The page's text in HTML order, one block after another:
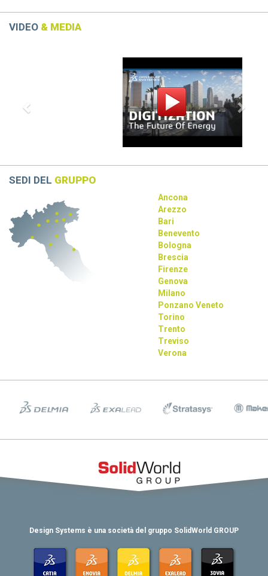
Scopri al CATIA Innovation Day 2026 come AI, 3DEXPERIENCE e
MBSE stanno rivoluzionando progettazione e sviluppo prodotto.
Demo live, innovazione e casi concreti in un’unica giornata.
differenze che devi conoscere
scopri le differenze tra CATIA R2026 e CATIA R2025
Dassault Systèmes, Apple e NVIDIA: una
partnership strategica
La collaborazione tra Dassault Systèmes, Apple e NVIDIA
rivoluziona la progettazione con AI e tecnologie immersive.
VIDEO & MEDIA
Next
SEDI DEL GRUPPO
Ancona
Arezzo
Bari
Benevento
Bologna
Brescia
Firenze
Genova
Milano
Ponzano Veneto
Torino
Trento
Treviso
Verona
Design Systems è una società del gruppo SolidWorld GROUP